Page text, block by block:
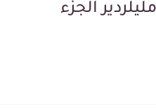
الجزء